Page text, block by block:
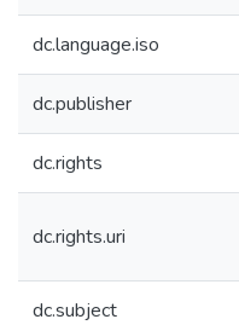
dc.language.iso
dc.publisher
dc.rights
dc.rights.uri
dc.subject